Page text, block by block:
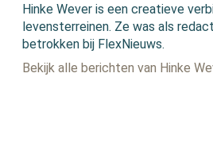
Hinke Wever is een creatieve
levensterreinen. Ze was als
betrokken bij FlexNieuws.
Bekijk alle berichten van Hinke